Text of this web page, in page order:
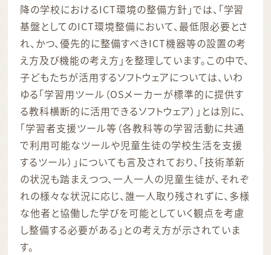
降の学校におけるICT環境の整備方針」では、「学習
基盤としてのICT環境整備において、最低限必要とさ
れ、かつ、優先的に整備すべきICT機器等の設置の考
え方及び機能の考え方」を整理しています。この中で、
子どもたちが活用するソフトウェアについては、いわ
ゆる「学習用ツール（OSメーカーが標準的に提供す
る教科横断的に活用できるソフトウェア）」とは別に、
「学習者支援ツール等（各教科等の学習活動に共通
で利用可能なツールや児童生徒の学校生活を支援
するツール）」についても言及されており、「技術革新
の状況も踏まえつつ、一人一人の児童生徒が、それぞ
れの様々な状況に応じ、誰一人取り残されずに、多様
な他者と協働した学びを可能としていく観点を考慮
し整備する必要がある」との考え方が示されていま
す。